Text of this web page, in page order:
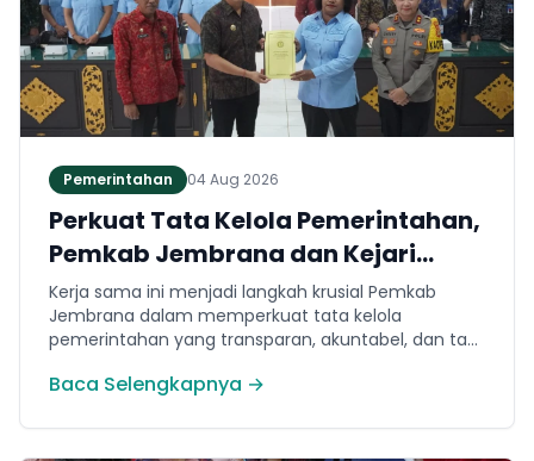
Pemerintahan 04 Aug 2026
Perkuat Tata Kelola Pemerintahan,
Pemkab Jembrana dan Kejari
Jembrana Sepakati Kerja Sama
Hukum Datun
Kerja sama ini menjadi langkah krusial Pemkab
Jembrana dalam memperkuat tata kelola
pemerintahan yang transparan, akuntabel, dan taat
mencakup tiga domain utama, yakni pemberian
tindakan hukum lainnya.
Baca Selengkapnya →